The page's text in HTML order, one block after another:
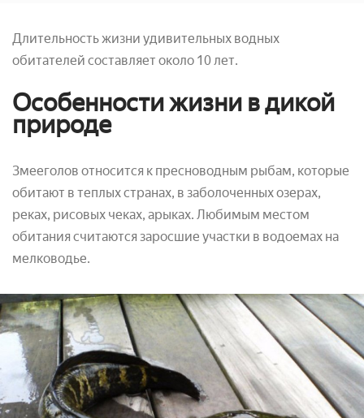
Длительность жизни удивительных водных
обитателей составляет около 10 лет.
Особенности жизни в дикой
природе
Змееголов относится к пресноводным рыбам, которые
обитают в теплых странах, в заболоченных озерах,
реках, рисовых чеках, арыках. Любимым местом
обитания считаются заросшие участки в водоемах на
мелководье.